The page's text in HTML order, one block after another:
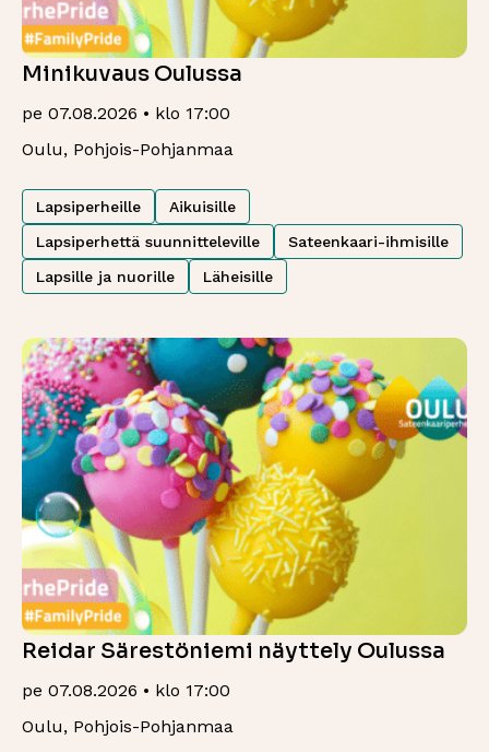
Minikuvaus Oulussa
pe 07.08.2026 • klo 17:00
Oulu, Pohjois-Pohjanmaa
Lapsiperheille
Aikuisille
Lapsiperhettä suunnitteleville
Sateenkaari-ihmisille
Lapsille ja nuorille
Läheisille
Reidar Särestöniemi näyttely Oulussa
pe 07.08.2026 • klo 17:00
Oulu, Pohjois-Pohjanmaa